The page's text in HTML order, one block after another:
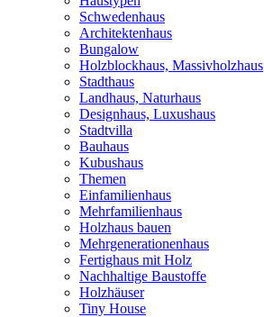
Schwedenhaus
Architektenhaus
Bungalow
Holzblockhaus, Massivholzhaus
Stadthaus
Landhaus, Naturhaus
Designhaus, Luxushaus
Stadtvilla
Bauhaus
Kubushaus
Themen
Einfamilienhaus
Mehrfamilienhaus
Holzhaus bauen
Mehrgenerationenhaus
Fertighaus mit Holz
Nachhaltige Baustoffe
Holzhäuser
Tiny House